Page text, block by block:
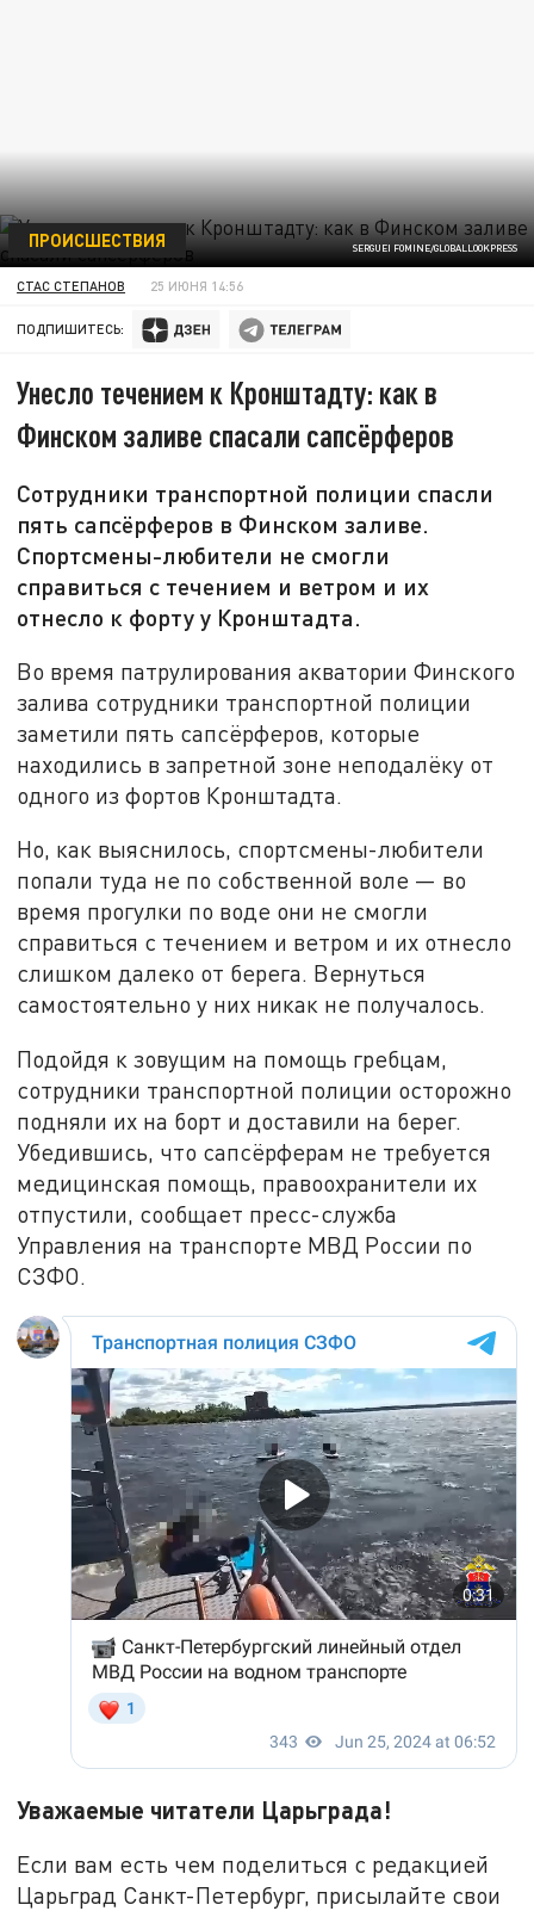
SERGUEI FOMINE/GLOBALLOOKPRESS
ПРОИСШЕСТВИЯ
СТАС СТЕПАНОВ 25 ИЮНЯ 14:56
ПОДПИШИТЕСЬ:
Унесло течением к Кронштадту: как в
Финском заливе спасали сапсёрферов
Сотрудники транспортной полиции спасли
пять сапсёрферов в Финском заливе.
Спортсмены-любители не смогли
справиться с течением и ветром и их
отнесло к форту у Кронштадта.
Во время патрулирования акватории Финского
залива сотрудники транспортной полиции
заметили пять сапсёрферов, которые
находились в запретной зоне неподалёку от
одного из фортов Кронштадта.
Но, как выяснилось, спортсмены-любители
попали туда не по собственной воле — во
время прогулки по воде они не смогли
справиться с течением и ветром и их отнесло
слишком далеко от берега. Вернуться
самостоятельно у них никак не получалось.
Подойдя к зовущим на помощь гребцам,
сотрудники транспортной полиции осторожно
подняли их на борт и доставили на берег.
Убедившись, что сапсёрферам не требуется
медицинская помощь, правоохранители их
отпустили, сообщает пресс-служба
Управления на транспорте МВД России по
СЗФО.
Уважаемые читатели Царьграда!
Если вам есть чем поделиться с редакцией
Царьград Санкт-Петербург, присылайте свои